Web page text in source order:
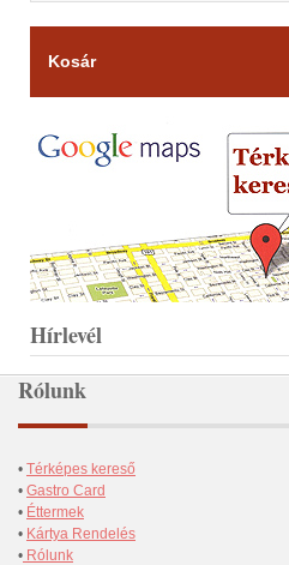
Kosár
Hírlevél
Rólunk
• Térképes kereső
• Gastro Card
• Éttermek
• Kártya Rendelés
• Rólunk